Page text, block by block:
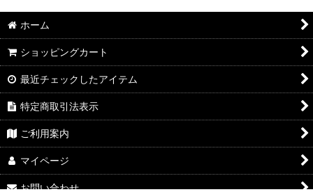
ホーム
ショッピングカート
最近チェックしたアイテム
特定商取引法表示
ご利用案内
マイページ
お問い合わせ